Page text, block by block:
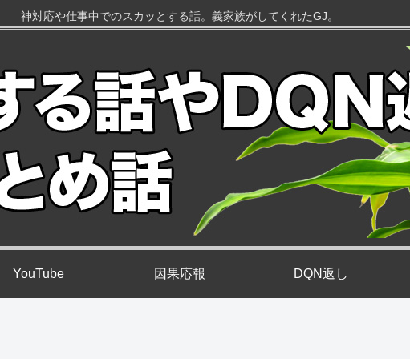
神対応や仕事中でのスカッとする話。義家族がしてくれたGJ。
YouTube 因果応報 DQN返し